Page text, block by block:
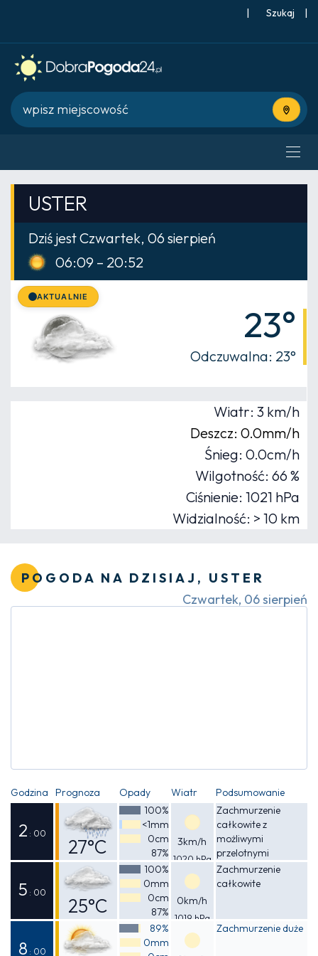
| |
Użyj
USTER
Dziś jest Czwartek, 06 sierpień
06:09 – 20:52
AKTUALNIE
23°
Odczuwalna: 23°
Wiatr: 3 km/h
Deszcz: 0.0mm/h
Śnieg: 0.0cm/h
Wilgotność: 66 %
Ciśnienie: 1021 hPa
Widzialność: > 10 km
POGODA NA DZISIAJ, USTER
Czwartek, 06 sierpień
Godzina Prognoza Opady Wiatr Podsumowanie
2 : 00
27°C
Odczuwalna
27°C
100%
<1mm
0cm
87%
3km/h
1020 hPa
Zachmurzenie
całkowite z
możliwymi
przelotnymi
opadami deszczu
5 : 00
25°C
Odczuwalna
26°C
100%
0mm
0cm
87%
0km/h
1019 hPa
Zachmurzenie
całkowite
8 : 00
89%
0mm
Zachmurzenie duże